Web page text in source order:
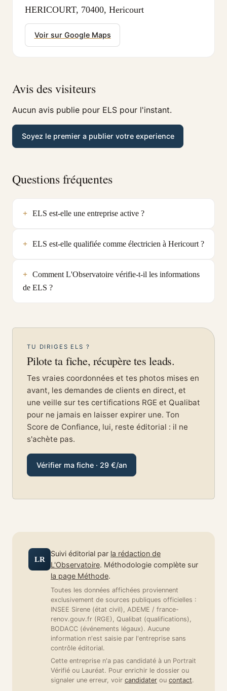
HERICOURT, 70400, Hericourt
Voir sur Google Maps
Avis des visiteurs
Aucun avis publie pour ELS pour l'instant.
Soyez le premier a publier votre experience
Questions fréquentes
ELS est-elle une entreprise active ?
ELS est-elle qualifiée comme électricien à Hericourt ?
Comment L'Observatoire vérifie-t-il les informations
de ELS ?
TU DIRIGES ELS ?
Pilote ta fiche, récupère tes leads.
Tes vraies coordonnées et tes photos mises en
avant, les demandes de clients en direct, et
une veille sur tes certifications RGE et Qualibat
pour ne jamais en laisser expirer une. Ton
Score de Confiance, lui, reste éditorial : il ne
s'achète pas.
Vérifier ma fiche · 29 €/an
LR
Suivi éditorial par la rédaction de
L'Observatoire. Méthodologie complète sur
la page Méthode.
Toutes les données affichées proviennent
exclusivement de sources publiques officielles :
INSEE Sirene (état civil), ADEME / france-
renov.gouv.fr (RGE), Qualibat (qualifications),
BODACC (événements légaux). Aucune
information n'est saisie par l'entreprise sans
contrôle éditorial.
Cette entreprise n'a pas candidaté à un Portrait
Vérifié ou Lauréat. Pour enrichir le dossier ou
signaler une erreur, voir candidater ou contact.